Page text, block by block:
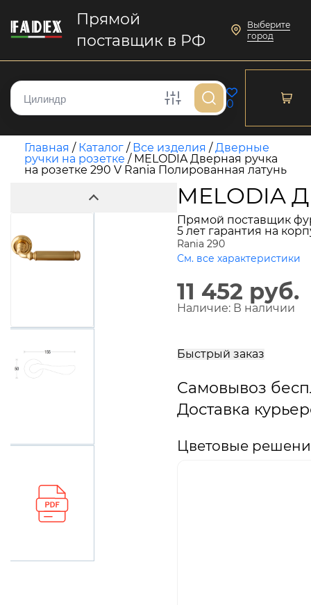
Прямой
поставщик в РФ
Выберите
город
0
Главная / Каталог / Все изделия /Дверные
ручки на розетке / MELODIA Дверная ручка
на розетке 290 V Rania Полированная латунь
MELODIA
Прямой поставщик
5 лет гарантия на
Rania 290
См. все характеристики
11 452 руб.
Наличие: В наличии
Быстрый заказ
Самовывоз
Доставка
Цветовые